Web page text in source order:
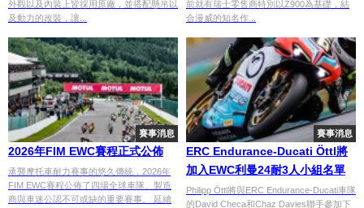
外觀以及內裝上皆採用原廠，並搭配懸吊以
及動力的改裝，讓...
前就有瑞士零售商特別以Z900為基礎，結
合漫威的知名作...
賽事消息
2026年FIM EWC賽程正式公佈
承襲摩托車耐力賽事的悠久傳統，2026年
FIM EWC賽程公佈了四場全球車隊、製造
商與車迷公認不可或缺的重要賽事。 延續
賽事消息
ERC Endurance-Ducati Öttl將
加入EWC利曼24耐3人小組名單
Philipp Öttl將與ERC Endurance-Ducati車隊
的David Checa和Chaz Davies聯手參加下